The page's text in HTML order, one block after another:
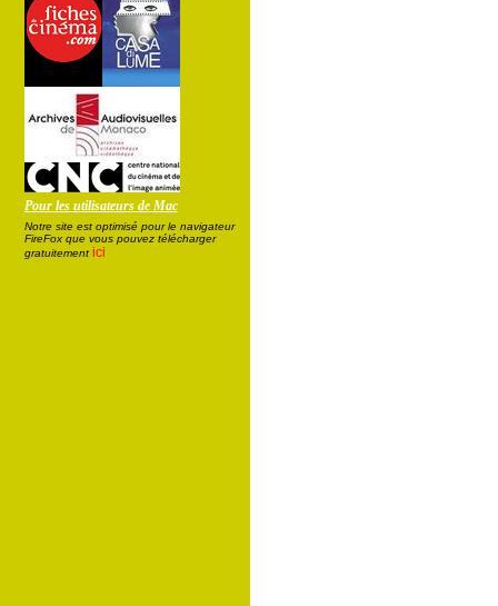
Pour les utilisateurs de Mac
Notre site est optimisé pour le navigateur
FireFox que vous pouvez télécharger
gratuitement ici